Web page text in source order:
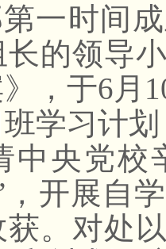
一时间
的领导
，于6月
学习计
中央党校
，开展自
。对处